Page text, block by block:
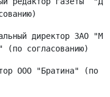
директор ЗАО
"Братина" (по